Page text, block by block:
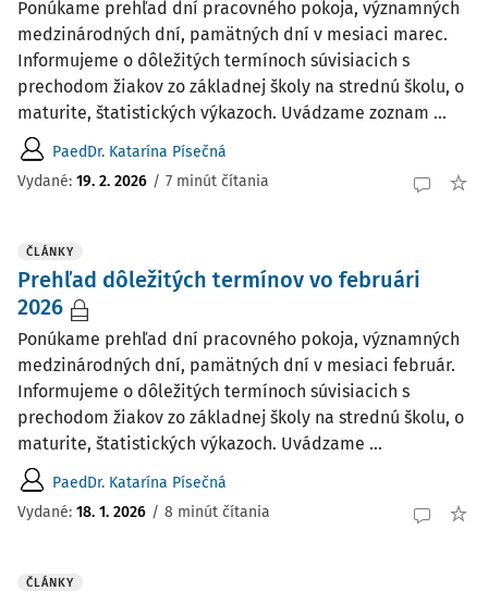
Ponúkame prehľad dní pracovného pokoja, významných
medzinárodných dní, pamätných dní v mesiaci marec.
Informujeme o dôležitých termínoch súvisiacich s
prechodom žiakov zo základnej školy na strednú školu, o
maturite, štatistických výkazoch. Uvádzame zoznam ...
PaedDr. Katarína Písečná
Vydané: 19. 2. 2026 / 7 minút čítania
ČLÁNKY
Prehľad dôležitých termínov vo februári
2026
Ponúkame prehľad dní pracovného pokoja, významných
medzinárodných dní, pamätných dní v mesiaci február.
Informujeme o dôležitých termínoch súvisiacich s
prechodom žiakov zo základnej školy na strednú školu, o
maturite, štatistických výkazoch. Uvádzame ...
PaedDr. Katarína Písečná
Vydané: 18. 1. 2026 / 8 minút čítania
ČLÁNKY